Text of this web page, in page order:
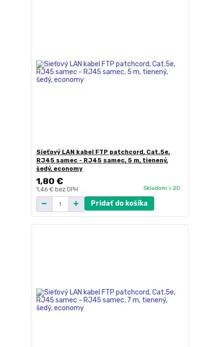
Sieťový LAN kabel FTP patchcord, Cat.5e,
RJ45 samec - RJ45 samec, 5 m, tienený,
šedý, economy
1,80 €
1,46 € bez DPH Skladom > 20
Pridať do košíka